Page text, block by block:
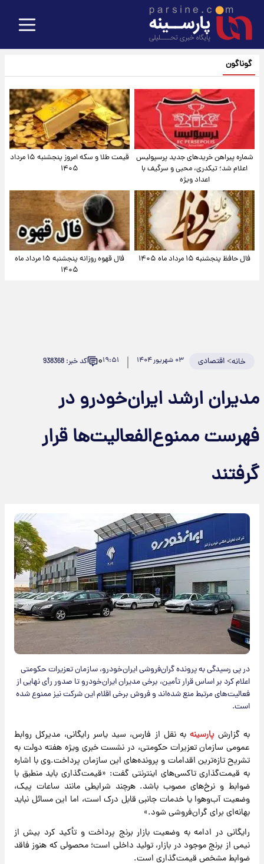
گوناگون
شماره پیراهن خریدهای جدید پرسپولیس
اعلام شد؛ تیکدری، محبی و سرگیف با
اعداد ویژه
قیمت طلا و سکه امروز پنجشنبه ۱۵ مرداد
۱۴۰۵
فال حافظ پنجشنبه ۱۵ مرداد ماه ۱۴۰۵
فال قهوه روزانه پنجشنبه ۱۵ مرداد ماه
۱۴۰۵
خانه>اقتصادی ۰۳ شهریور ۱۴۰۴ ۱۹:۵۱۰ کد خبر: 938368
مدیران ارشد ایران‌خودرو در
فهرست ممنوع‌الفعالیت‌ها قرار
گرفتند
در پی رسیدگی به پرونده گران‌فروشی ایران‌خودرو، سازمان تعزیرات حکومتی
اعلام کرد بر اساس قرار تأمین، برخی مدیران ایران‌خودرو تا صدور رأی نهایی از
فعالیت‌های مرتبط منع شده‌اند و فروش برخی اقلام این شرکت نیز ممنوع شده
است.
به گزارشپارسینهبه نقل از فارس، سید یاسر رایگانی، مدیرکل روابط
عمومی سازمان تعزیرات حکومتی، در نشست خبری ویژه هفته دولت به
تشریح تازه‌ترین اقدامات و پرونده‌های این سازمان پرداخت.وی با اشاره
به قیمت‌گذاری تاکسی‌های اینترنتی گفت: «قیمت‌گذاری باید منطبق با
ضوابط و نرخ‌های مصوب باشد. هرچند شرایطی مانند ساعات پیک،
وضعیت آب‌وهوا یا خدمات جانبی قابل درک است، اما این مسائل نباید
بهانه‌ای برای گران‌فروشی شود.»
رایگانی در ادامه به وضعیت بازار برنج پرداخت و تأکید کرد بیش از
نیمی از برنج موجود در بازار، تولید داخلی است؛ محصولی که هنوز فاقد
ضوابط مشخص قیمت‌گذاری است.